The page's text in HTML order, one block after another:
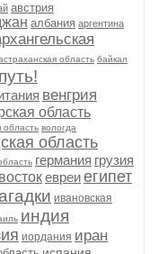
австрия
албания аргентина
область байкал
венгрия
область
область вологда
область
германия грузия
евреиегипет
ивановская
индия
иордания иран